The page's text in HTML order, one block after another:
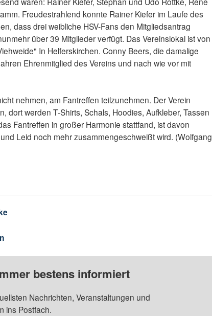
Freudestrahlend konnte Rainer Kiefer im Laufe des
dass drei weibliche HSV-Fans den Mitgliedsantrag
über 39 Mitglieder verfügt. Das Vereinslokal ist von
In Helferskirchen. Conny Beers, die damalige
Ehrenmitglied des Vereins und nach wie vor mit
nehmen, am Fantreffen teilzunehmen. Der Verein
dort werden T-Shirts, Schals, Hoodies, Aufkleber, Tassen
Fantreffen in großer Harmonie stattfand, ist davon
Leid noch mehr zusammengeschweißt wird. (Wolfgang
bestens informiert
Nachrichten, Veranstaltungen und
ins Postfach.